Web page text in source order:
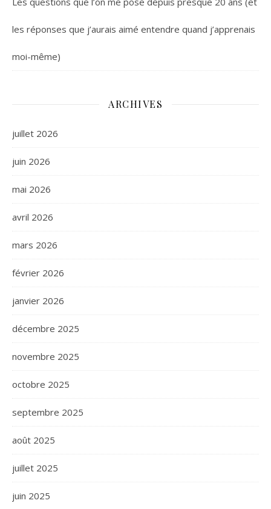
les réponses que j’aurais aimé entendre quand j’apprenais
moi-même)
ARCHIVES
juillet 2026
juin 2026
mai 2026
avril 2026
mars 2026
février 2026
janvier 2026
décembre 2025
novembre 2025
octobre 2025
septembre 2025
août 2025
juillet 2025
juin 2025